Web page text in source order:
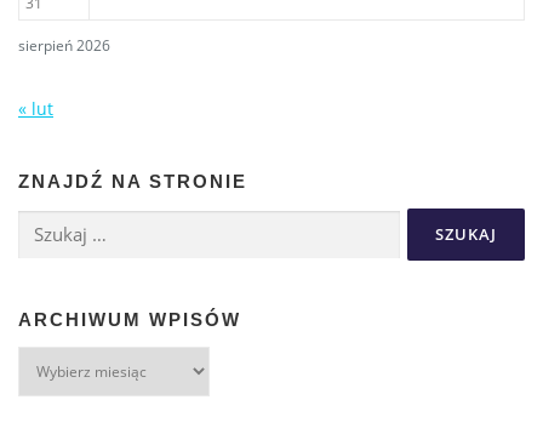
sierpień 2026
« lut
ZNAJDŹ NA STRONIE
ARCHIWUM WPISÓW